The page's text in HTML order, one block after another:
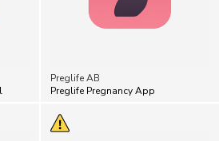
Preglife AB
Preglife Pregnancy App